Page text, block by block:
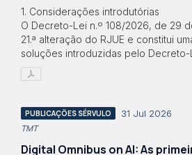
1. Considerações introdutórias
O Decreto-Lei n.º 108/2026, de 29
21.ª alteração do RJUE e constitui
soluções introduzidas pelo Decreto-
PUBLICAÇÕES SÉRVULO 31 Jul 2026
TMT
Digital Omnibus on AI: As